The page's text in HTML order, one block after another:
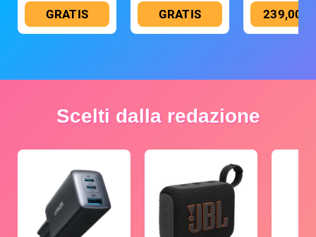
GRATIS GRATIS 239,00 €
Scelti dalla redazione